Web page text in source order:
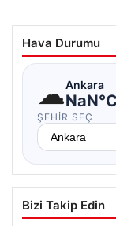
Hava Durumu
☁Ankara
NaN°C
ŞEHIR SEÇ
Bizi Takip Edin